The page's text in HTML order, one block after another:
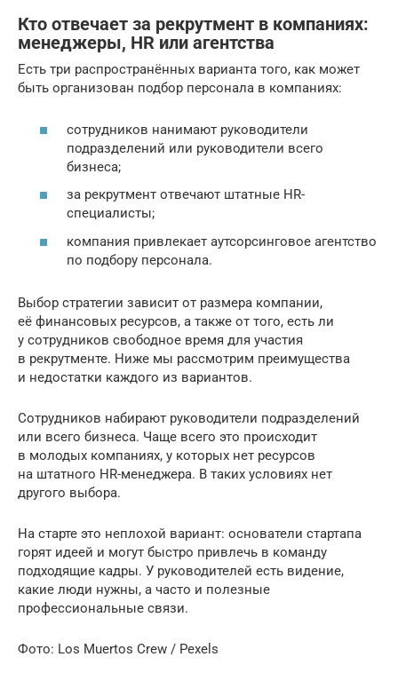
Кто отвечает за рекрутмент в компаниях:
менеджеры, HR или агентства
Есть три распространённых варианта того, как может
быть организован подбор персонала в компаниях:
сотрудников нанимают руководители
подразделений или руководители всего
бизнеса;
за рекрутмент отвечают штатные HR-
специалисты;
компания привлекает аутсорсинговое агентство
по подбору персонала.
Выбор стратегии зависит от размера компании,
её финансовых ресурсов, а также от того, есть ли
у сотрудников свободное время для участия
в рекрутменте. Ниже мы рассмотрим преимущества
и недостатки каждого из вариантов.
Сотрудников набирают руководители подразделений
или всего бизнеса. Чаще всего это происходит
в молодых компаниях, у которых нет ресурсов
на штатного HR-менеджера. В таких условиях нет
другого выбора.
На старте это неплохой вариант: основатели стартапа
горят идеей и могут быстро привлечь в команду
подходящие кадры. У руководителей есть видение,
какие люди нужны, а часто и полезные
профессиональные связи.
Фото: Los Muertos Crew / Pexels